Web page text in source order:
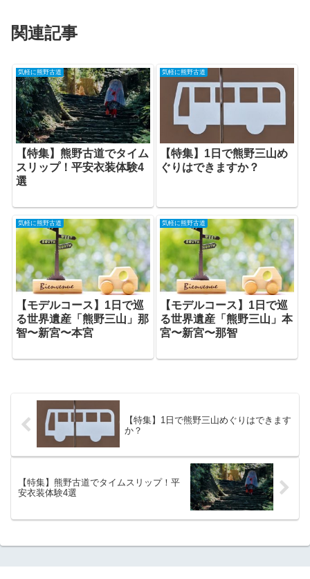
関連記事
気軽に熊野古道
【特集】熊野古道でタイム
スリップ！平安衣装体験4
選
気軽に熊野古道
【特集】1日で熊野三山め
ぐりはできますか？
気軽に熊野古道
【モデルコース】1日で巡
る世界遺産「熊野三山」那
智〜新宮〜本宮
気軽に熊野古道
【モデルコース】1日で巡
る世界遺産「熊野三山」本
宮〜新宮〜那智
【特集】1日で熊野三山めぐりはできます
か？
【特集】熊野古道でタイムスリップ！平
安衣装体験4選